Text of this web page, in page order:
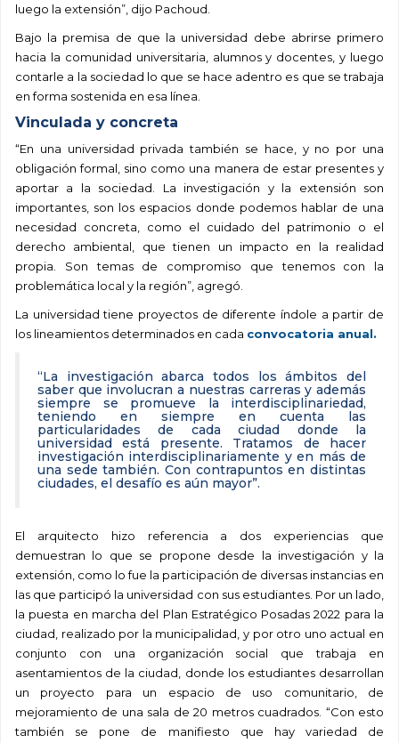
luego la extensión”, dijo Pachoud.
Bajo la premisa de que la universidad debe abrirse primero
hacia la comunidad universitaria, alumnos y docentes, y luego
contarle a la sociedad lo que se hace adentro es que se trabaja
en forma sostenida en esa línea.
Vinculada y concreta
“En una universidad privada también se hace, y no por una
obligación formal, sino como una manera de estar presentes y
aportar a la sociedad. La investigación y la extensión son
importantes, son los espacios donde podemos hablar de una
necesidad concreta, como el cuidado del patrimonio o el
derecho ambiental, que tienen un impacto en la realidad
propia. Son temas de compromiso que tenemos con la
problemática local y la región”, agregó.
La universidad tiene proyectos de diferente índole a partir de
los lineamientos determinados en cada convocatoria anual.
“La investigación abarca todos los ámbitos del
saber que involucran a nuestras carreras y además
siempre se promueve la interdisciplinariedad,
teniendo en siempre en cuenta las
particularidades de cada ciudad donde la
universidad está presente. Tratamos de hacer
investigación interdisciplinariamente y en más de
una sede también. Con contrapuntos en distintas
ciudades, el desafío es aún mayor”.
El arquitecto hizo referencia a dos experiencias que
demuestran lo que se propone desde la investigación y la
extensión, como lo fue la participación de diversas instancias en
las que participó la universidad con sus estudiantes. Por un lado,
la puesta en marcha del Plan Estratégico Posadas 2022 para la
ciudad, realizado por la municipalidad, y por otro uno actual en
conjunto con una organización social que trabaja en
asentamientos de la ciudad, donde los estudiantes desarrollan
un proyecto para un espacio de uso comunitario, de
mejoramiento de una sala de 20 metros cuadrados. “Con esto
también se pone de manifiesto que hay variedad de